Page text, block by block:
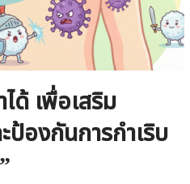
ด้ เพื่อเสริม
องกันการกำเริบ